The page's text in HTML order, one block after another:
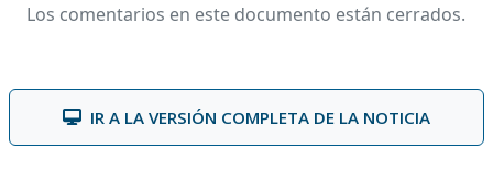
Los comentarios en este documento están cerrados.
IR A LA VERSIÓN COMPLETA DE LA NOTICIA